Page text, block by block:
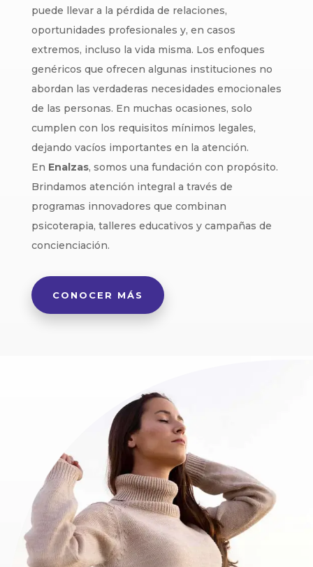
puede llevar a la pérdida de relaciones,
oportunidades profesionales y, en casos
extremos, incluso la vida misma. Los enfoques
genéricos que ofrecen algunas instituciones no
abordan las verdaderas necesidades emocionales
de las personas. En muchas ocasiones, solo
cumplen con los requisitos mínimos legales,
dejando vacíos importantes en la atención.
En Enalzas, somos una fundación con propósito.
Brindamos atención integral a través de
programas innovadores que combinan
psicoterapia, talleres educativos y campañas de
concienciación.
CONOCER MÁS